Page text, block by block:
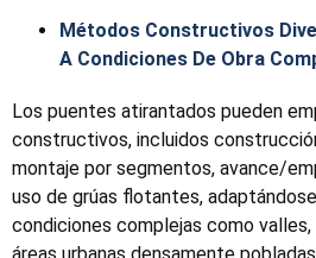
Métodos Constructivos
A Condiciones De Obra
Los puentes atirantados pueden
constructivos, incluidos
montaje por segmentos, avance/
uso de grúas flotantes,
condiciones complejas como